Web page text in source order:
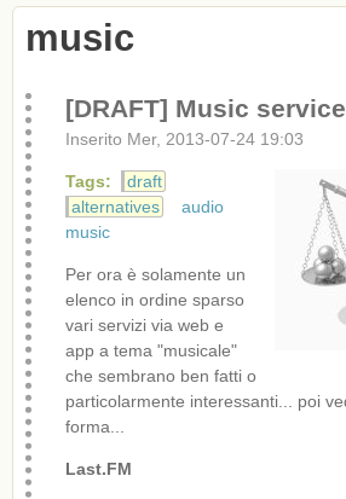
music
Music
Inserito Mer, 2013-07-24 19:03
Tags:
draft
alternatives
audio
music
Per ora è solamente un
elenco in ordine sparso
vari servizi via web e
app a tema "musicale"
che sembrano ben fatti o
particolarmente interessanti... poi
forma...
Last.FM